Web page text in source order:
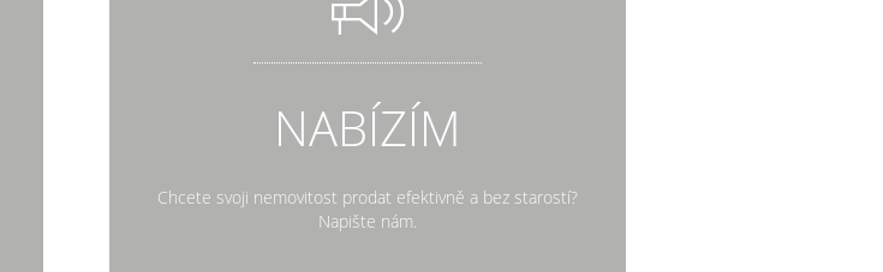
NABÍZÍM
Chcete svoji nemovitost prodat efektivně a bez starostí?
Napište nám.